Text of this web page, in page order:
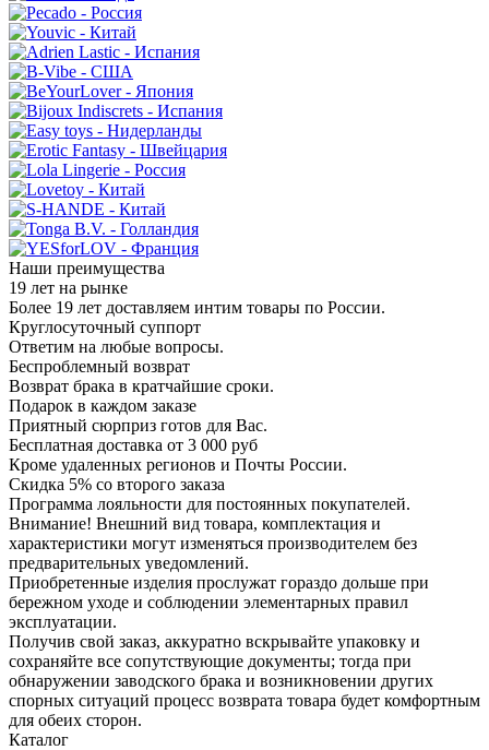
Наши преимущества
19 лет на рынке
Более 19 лет доставляем интим товары по России.
Круглосуточный суппорт
Ответим на любые вопросы.
Беспроблемный возврат
Возврат брака в кратчайшие сроки.
Подарок в каждом заказе
Приятный сюрприз готов для Вас.
Бесплатная доставка от 3 000 руб
Кроме удаленных регионов и Почты России.
Скидка 5% со второго заказа
Программа лояльности для постоянных покупателей.
Внимание! Внешний вид товара, комплектация и
характеристики могут изменяться производителем без
предварительных уведомлений.
Приобретенные изделия прослужат гораздо дольше при
бережном уходе и соблюдении элементарных правил
эксплуатации.
Получив свой заказ, аккуратно вскрывайте упаковку и
сохраняйте все сопутствующие документы; тогда при
обнаружении заводского брака и возникновении других
спорных ситуаций процесс возврата товара будет комфортным
для обеих сторон.
Каталог